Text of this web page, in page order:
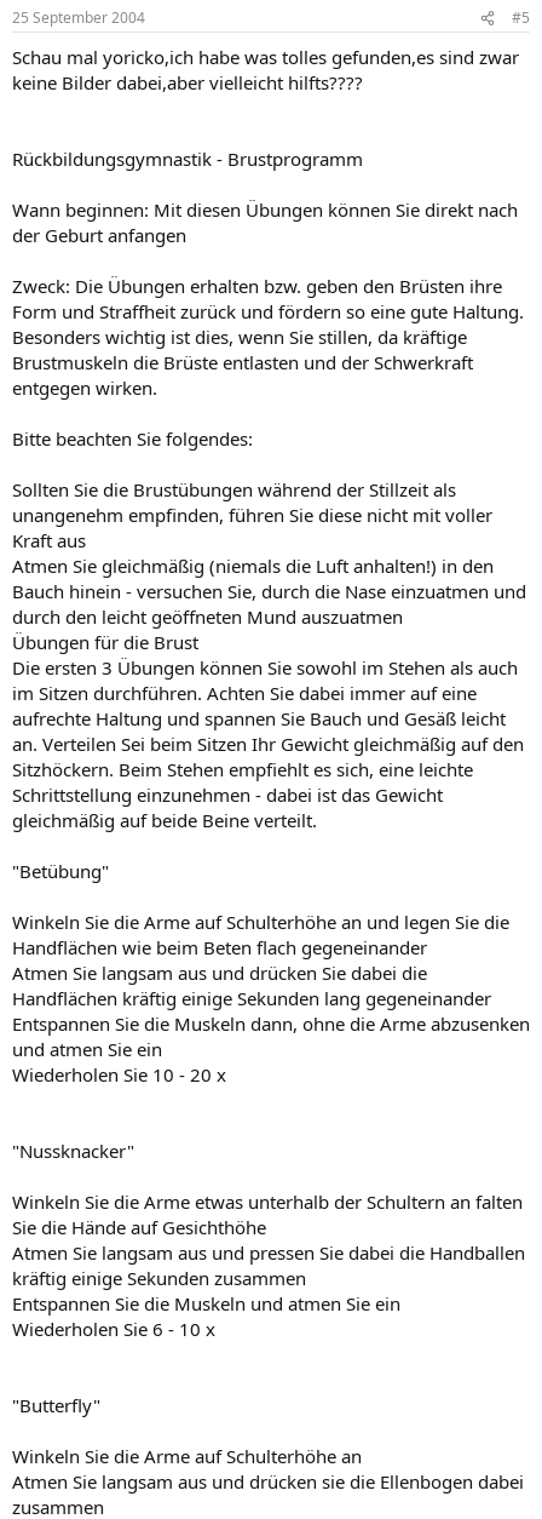
25 September 2004 #5
Schau mal yoricko,ich habe was tolles gefunden,es sind zwar
keine Bilder dabei,aber vielleicht hilfts????
Rückbildungsgymnastik - Brustprogramm
Wann beginnen: Mit diesen Übungen können Sie direkt nach
der Geburt anfangen
Zweck: Die Übungen erhalten bzw. geben den Brüsten ihre
Form und Straffheit zurück und fördern so eine gute Haltung.
Besonders wichtig ist dies, wenn Sie stillen, da kräftige
Brustmuskeln die Brüste entlasten und der Schwerkraft
entgegen wirken.
Bitte beachten Sie folgendes:
Sollten Sie die Brustübungen während der Stillzeit als
unangenehm empfinden, führen Sie diese nicht mit voller
Kraft aus
Atmen Sie gleichmäßig (niemals die Luft anhalten!) in den
Bauch hinein - versuchen Sie, durch die Nase einzuatmen und
durch den leicht geöffneten Mund auszuatmen
Übungen für die Brust
Die ersten 3 Übungen können Sie sowohl im Stehen als auch
im Sitzen durchführen. Achten Sie dabei immer auf eine
aufrechte Haltung und spannen Sie Bauch und Gesäß leicht
an. Verteilen Sei beim Sitzen Ihr Gewicht gleichmäßig auf den
Sitzhöckern. Beim Stehen empfiehlt es sich, eine leichte
Schrittstellung einzunehmen - dabei ist das Gewicht
gleichmäßig auf beide Beine verteilt.
"Betübung"
Winkeln Sie die Arme auf Schulterhöhe an und legen Sie die
Handflächen wie beim Beten flach gegeneinander
Atmen Sie langsam aus und drücken Sie dabei die
Handflächen kräftig einige Sekunden lang gegeneinander
Entspannen Sie die Muskeln dann, ohne die Arme abzusenken
und atmen Sie ein
Wiederholen Sie 10 - 20 x
"Nussknacker"
Winkeln Sie die Arme etwas unterhalb der Schultern an falten
Sie die Hände auf Gesichthöhe
Atmen Sie langsam aus und pressen Sie dabei die Handballen
kräftig einige Sekunden zusammen
Entspannen Sie die Muskeln und atmen Sie ein
Wiederholen Sie 6 - 10 x
"Butterfly"
Winkeln Sie die Arme auf Schulterhöhe an
Atmen Sie langsam aus und drücken sie die Ellenbogen dabei
zusammen